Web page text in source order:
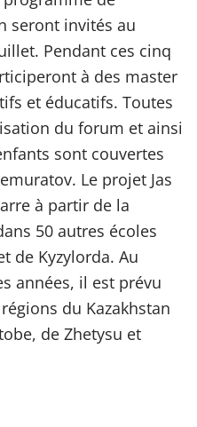
seront invités au
Pendant ces cinq
à des master
et éducatifs. Toutes
du forum et ainsi
sont couvertes
Le projet Jas
à partir de la
50 autres écoles
de Kyzylorda. Au
années, il est prévu
du Kazakhstan
de Zhetysu et